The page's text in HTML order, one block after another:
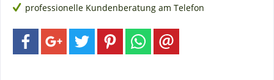
professionelle Kundenberatung am Telefon